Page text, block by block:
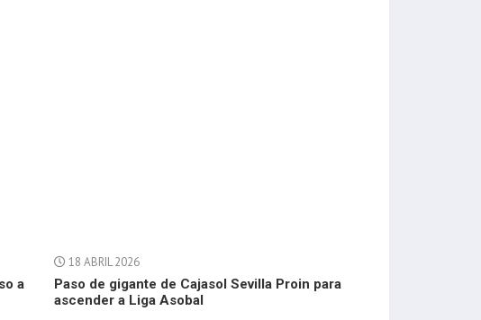
a
18 ABRIL 2026
Paso de gigante de Cajasol Sevilla Proin para
ascender a Liga Asobal